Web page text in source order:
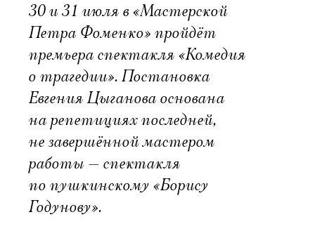
30 и 31 июля в «Мастерской
Петра Фоменко» пройдёт
премьера спектакля «Комедия
о трагедии». Постановка
Евгения Цыганова основана
на репетициях последней,
не завершённой мастером
работы — спектакля
по пушкинскому «Борису
Годунову».